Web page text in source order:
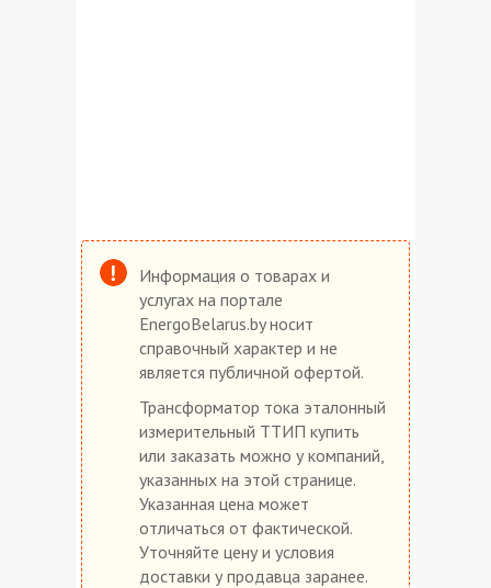
Информация о товарах и
услугах на портале
EnergoBelarus.by носит
справочный характер и не
является публичной офертой.
Трансформатор тока эталонный
измерительный ТТИП купить
или заказать можно у компаний,
указанных на этой странице.
Указанная цена может
отличаться от фактической.
Уточняйте цену и условия
доставки у продавца заранее.